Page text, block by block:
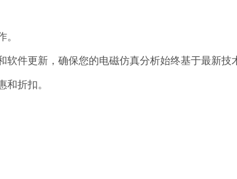
件更新，确保您的电磁仿真分析始终基于最新技
折扣。